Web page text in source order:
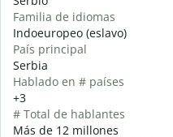
Familia de idiomas
Indoeuropeo (eslavo)
País principal
Serbia
Hablado en # países
+3
# Total de hablantes
Más de 12 millones